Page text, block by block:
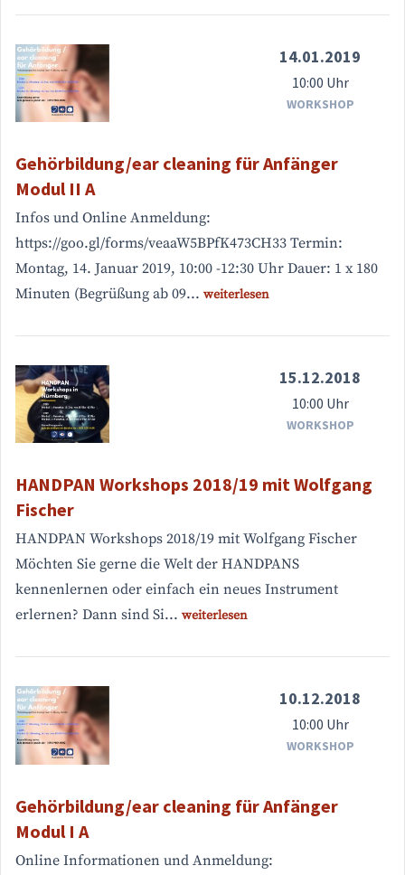
14.01.2019
10:00 Uhr
WORKSHOP
Gehörbildung/ear cleaning für Anfänger
Modul II A
Infos und Online Anmeldung:
https://goo.gl/forms/veaaW5BPfK473CH33 Termin:
Montag, 14. Januar 2019, 10:00 -12:30 Uhr Dauer: 1 x 180
Minuten (Begrüßung ab 09... weiterlesen
15.12.2018
10:00 Uhr
WORKSHOP
HANDPAN Workshops 2018/19 mit Wolfgang
Fischer
HANDPAN Workshops 2018/19 mit Wolfgang Fischer
Möchten Sie gerne die Welt der HANDPANS
kennenlernen oder einfach ein neues Instrument
erlernen? Dann sind Si... weiterlesen
10.12.2018
10:00 Uhr
WORKSHOP
Gehörbildung/ear cleaning für Anfänger
Modul I A
Online Informationen und Anmeldung: